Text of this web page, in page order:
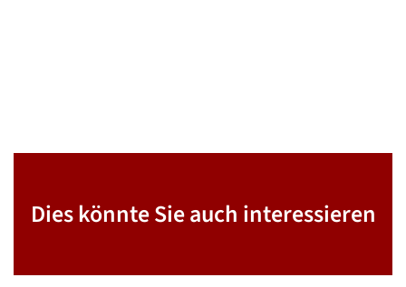
Dies könnte Sie auch interessieren